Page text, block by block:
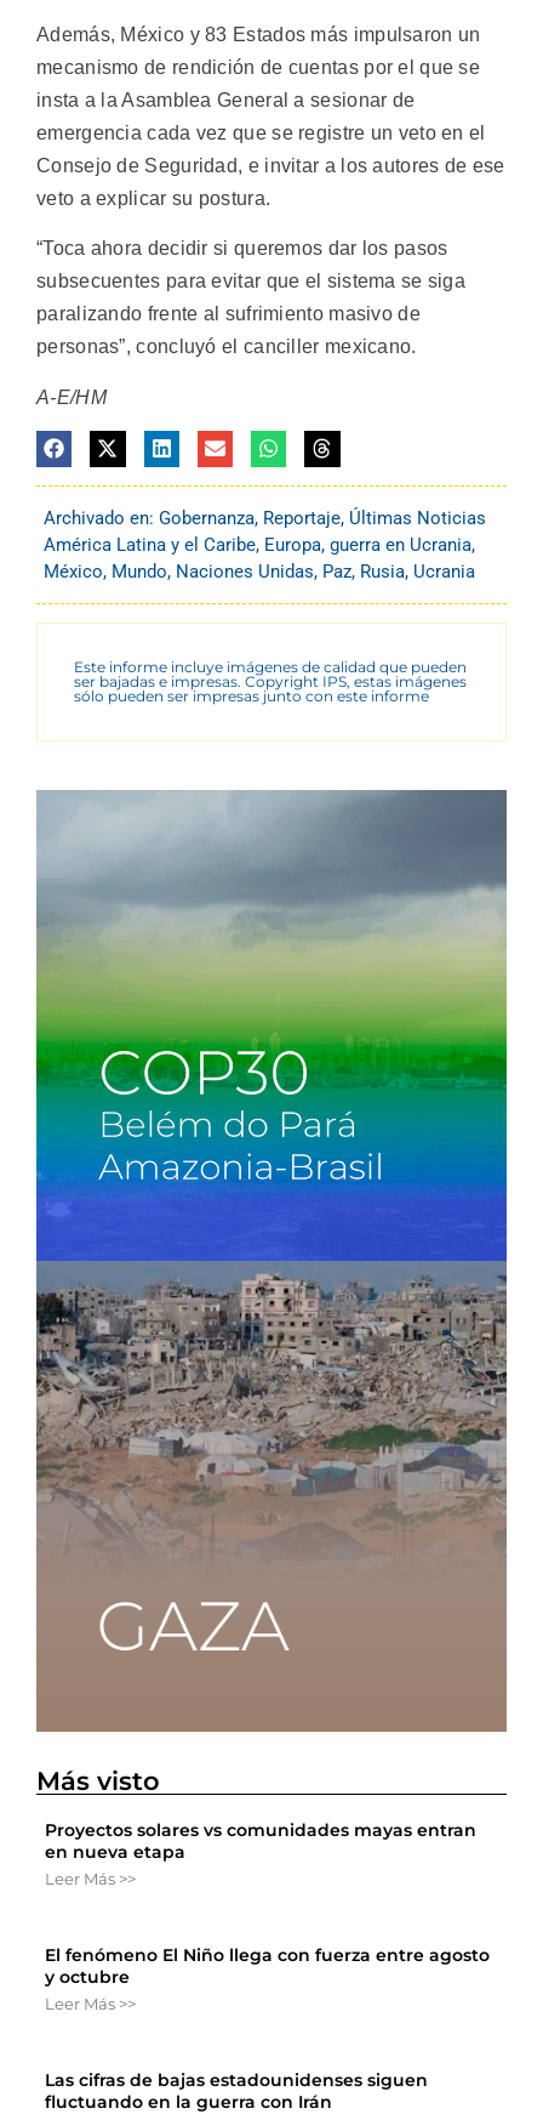
Además, México y 83 Estados más impulsaron un
mecanismo de rendición de cuentas por el que se
insta a la Asamblea General a sesionar de
emergencia cada vez que se registre un veto en el
Consejo de Seguridad, e invitar a los autores de ese
veto a explicar su postura.
“Toca ahora decidir si queremos dar los pasos
subsecuentes para evitar que el sistema se siga
paralizando frente al sufrimiento masivo de
personas”, concluyó el canciller mexicano.
A-E/HM
Archivado en: Gobernanza, Reportaje, Últimas Noticias
América Latina y el Caribe, Europa, guerra en Ucrania,
México, Mundo, Naciones Unidas, Paz, Rusia, Ucrania
Este informe incluye imágenes de calidad que pueden
ser bajadas e impresas. Copyright IPS, estas imágenes
sólo pueden ser impresas junto con este informe
Más visto
Proyectos solares vs comunidades mayas entran
en nueva etapa
Leer Más >>
El fenómeno El Niño llega con fuerza entre agosto
y octubre
Leer Más >>
Las cifras de bajas estadounidenses siguen
fluctuando en la guerra con Irán